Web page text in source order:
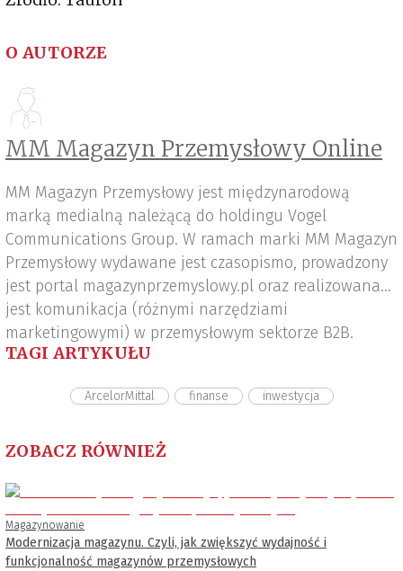
O AUTORZE
MM Magazyn Przemysłowy Online
MM Magazyn Przemysłowy jest międzynarodową
marką medialną należącą do holdingu Vogel
Communications Group. W ramach marki MM Magazyn
Przemysłowy wydawane jest czasopismo, prowadzony
jest portal magazynprzemyslowy.pl oraz realizowana
jest komunikacja (różnymi narzędziami
marketingowymi) w przemysłowym sektorze B2B.
TAGI ARTYKUŁU
ArcelorMittal finanse inwestycja
ZOBACZ RÓWNIEŻ
Magazynowanie
Modernizacja magazynu. Czyli, jak zwiększyć wydajność i
funkcjonalność magazynów przemysłowych